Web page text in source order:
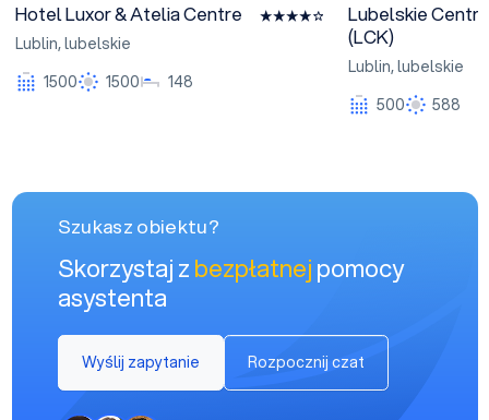
Hotel Luxor & Atelia Centre
Lublin,lubelskie
1500
1500 148
Lubelskie
(LCK)
Lublin,lubelskie
500
588
Szukasz obiektu?
Skorzystaj zbezpłatnejpomocy
asystenta
Wyślij zapytanie Rozpocznij czat